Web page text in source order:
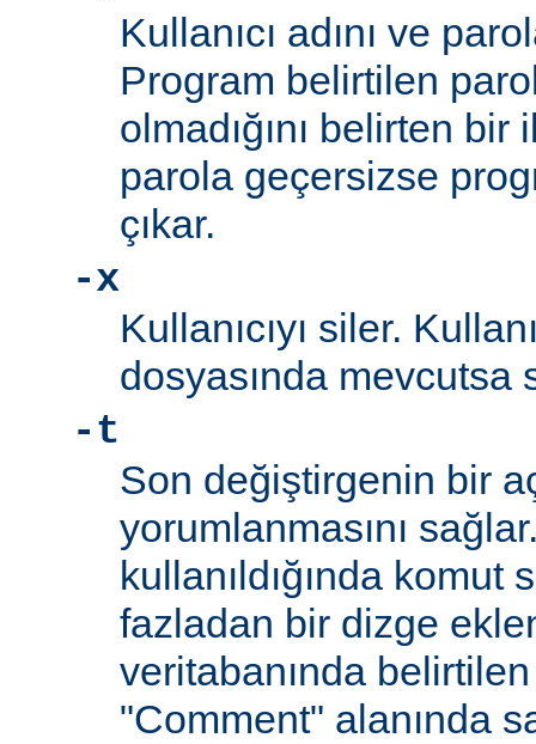
Kullanıcı adını ve
Program belirtilen
olmadığını belirten
parola geçersizse
çıkar.
-x
Kullanıcıyı siler.
dosyasında mevcutsa
-t
Son değiştirgenin bir
yorumlanmasını
kullanıldığında komut
fazladan bir dizge
veritabanında belirtilen
"Comment" alanında